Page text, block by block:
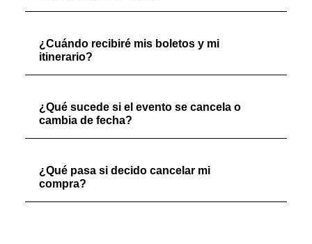
¿Cuándo recibiré mis boletos y mi
itinerario?
¿Qué sucede si el evento se cancela o
cambia de fecha?
¿Qué pasa si decido cancelar mi
compra?